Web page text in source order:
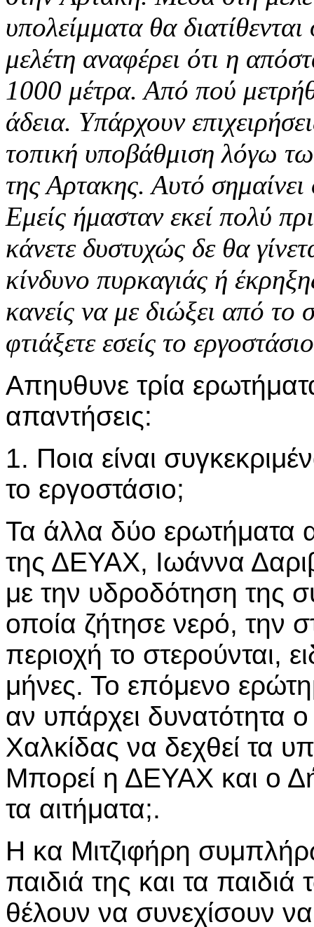
υπολείμματα θα
μελέτη αναφέρει ότι η
1000 μέτρα. Από πού
άδεια. Υπάρχουν
τοπική υποβάθμιση λόγω
της Αρτακης. Αυτό
Εμείς ήμασταν εκεί πολύ
κάνετε δυστυχώς δε θα
κίνδυνο πυρκαγιάς ή
κανείς να με διώξει από το
φτιάξετε εσείς το
Απηυθυνε τρία
απαντήσεις:
1. Ποια είναι
το εργοστάσιο;
Τα άλλα δύο ερωτήματα
της ΔΕΥΑΧ, Ιωάννα
με την υδροδότηση της
οποία ζήτησε νερό, την
περιοχή το στερούνται,
μήνες. Το επόμενο
αν υπάρχει δυνατότητα
Χαλκίδας να δεχθεί τα
Μπορεί η ΔΕΥΑΧ και ο
τα αιτήματα;.
Η κα Μιτζιφήρη
παιδιά της και τα
θέλουν να συνεχίσουν